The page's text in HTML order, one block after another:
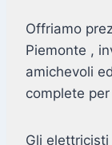
Offriamo
Piemonte ,
amichevoli
complete
Gli